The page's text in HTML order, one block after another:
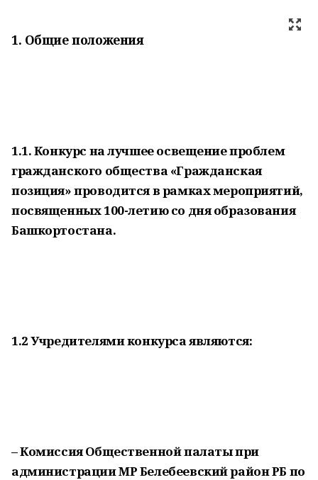
1. Общие положения
1.1. Конкурс на лучшее освещение проблем
гражданского общества «Гражданская
позиция» проводится в рамках мероприятий,
посвященных 100-летию со дня образования
Башкортостана.
1.2 Учредителями конкурса являются:
– Комиссия Общественной палаты при
администрации МР Белебеевский район РБ по